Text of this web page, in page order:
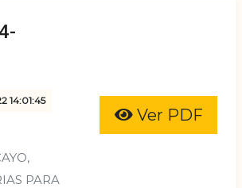
14:01:45
PARA
Ver PDF